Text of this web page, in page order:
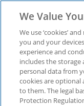
We Value
We use ‘cookies’
you and your
experience and
includes the
personal data from
cookies are optional
to them. The legal
Protection